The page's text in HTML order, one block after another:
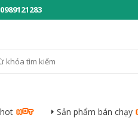
0989121283
Sản phẩm bán chạy